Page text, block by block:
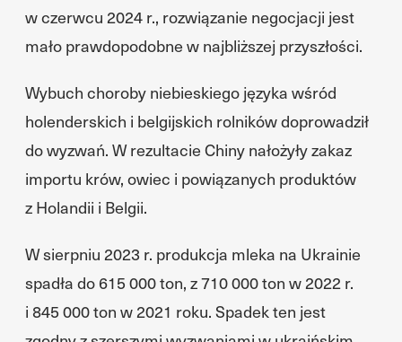
w czerwcu 2024 r., rozwiązanie negocjacji jest
mało prawdopodobne w najbliższej przyszłości.
Wybuch choroby niebieskiego języka wśród
holenderskich i belgijskich rolników doprowadził
do wyzwań. W rezultacie Chiny nałożyły zakaz
importu krów, owiec i powiązanych produktów
z Holandii i Belgii.
W sierpniu 2023 r. produkcja mleka na Ukrainie
spadła do 615 000 ton, z 710 000 ton w 2022 r.
i 845 000 ton w 2021 roku. Spadek ten jest